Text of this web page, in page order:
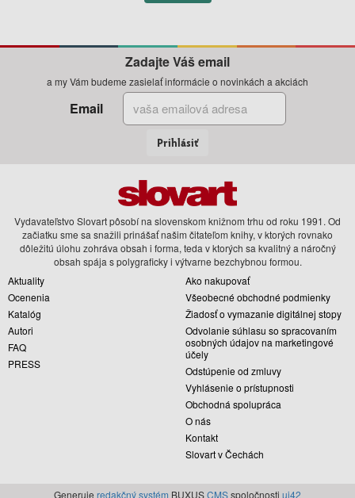
Zadajte Váš email
a my Vám budeme zasielať informácie o novinkách a akciách
Email
Prihlásiť
Vydavateľstvo Slovart pôsobí na slovenskom knižnom trhu od roku 1991. Od
začiatku sme sa snažili prinášať našim čitateľom knihy, v ktorých rovnako
dôležitú úlohu zohráva obsah i forma, teda v ktorých sa kvalitný a náročný
obsah spája s polygraficky i výtvarne bezchybnou formou.
Aktuality
Ocenenia
Katalóg
Autori
FAQ
PRESS
Ako nakupovať
Všeobecné obchodné podmienky
Žiadosť o vymazanie digitálnej stopy
Odvolanie súhlasu so spracovaním
osobných údajov na marketingové
účely
Odstúpenie od zmluvy
Vyhlásenie o prístupnosti
Obchodná spolupráca
O nás
Kontakt
Slovart v Čechách
Generuje redakčný systém BUXUSCMSspoločnosti ui42